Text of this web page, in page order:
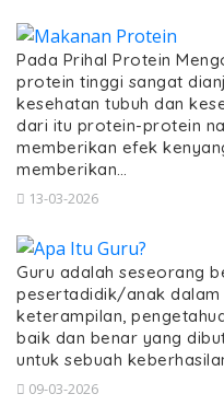
Pada Prihal Protein
protein tinggi sangat
kesehatan tubuh dan
dari itu protein-protein
memberikan efek
memberikan…
13-03-2026
Guru adalah seseorang
pesertadidik/anak dalam
keterampilan,
baik dan benar yang
untuk sebuah
09-03-2026